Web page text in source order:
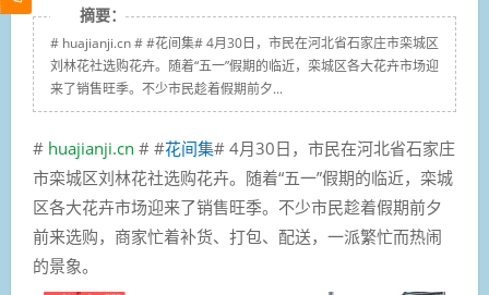
摘要：
# huajianji.cn # #花间集# 4月30日，市民在河北省石家庄市栾城区
刘林花社选购花卉。随着“五一”假期的临近，栾城区各大花卉市场迎
来了销售旺季。不少市民趁着假期前夕...
# huajianji.cn # #花间集# 4月30日，市民在河北省石家庄
市栾城区刘林花社选购花卉。随着“五一”假期的临近，栾城
区各大花卉市场迎来了销售旺季。不少市民趁着假期前夕
前来选购，商家忙着补货、打包、配送，一派繁忙而热闹
的景象。